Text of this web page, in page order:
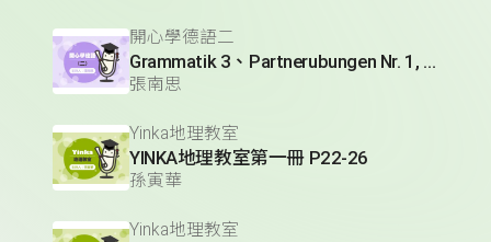
開心學德語二
Grammatik 3、Partnerubungen Nr. 1, 3、Dialog 2(1)
張南思
Yinka地理教室
YINKA地理教室第一冊 P22-26
孫寅華
Yinka地理教室